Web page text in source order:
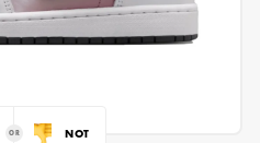
NOT